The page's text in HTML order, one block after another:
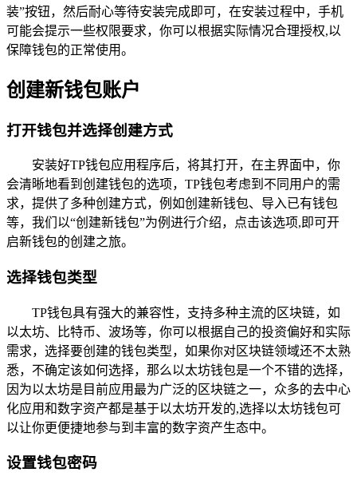
装”按钮，然后耐心等待安装完成即可，在安装过程中，手机
可能会提示一些权限要求，你可以根据实际情况合理授权,以
保障钱包的正常使用。
创建新钱包账户
打开钱包并选择创建方式
安装好TP钱包应用程序后，将其打开，在主界面中，你
会清晰地看到创建钱包的选项，TP钱包考虑到不同用户的需
求，提供了多种创建方式，例如创建新钱包、导入已有钱包
等，我们以“创建新钱包”为例进行介绍，点击该选项,即可开
启新钱包的创建之旅。
选择钱包类型
TP钱包具有强大的兼容性，支持多种主流的区块链，如
以太坊、比特币、波场等，你可以根据自己的投资偏好和实际
需求，选择要创建的钱包类型，如果你对区块链领域还不太熟
悉，不确定该如何选择，那么以太坊钱包是一个不错的选择，
因为以太坊是目前应用最为广泛的区块链之一，众多的去中心
化应用和数字资产都是基于以太坊开发的,选择以太坊钱包可
以让你更便捷地参与到丰富的数字资产生态中。
设置钱包密码